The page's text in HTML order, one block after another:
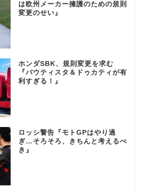
は欧州メーカー擁護のための規則
変更のせい』
ホンダSBK、規則変更を求む
『バウティスタ＆ドゥカティが有
利すぎる！』
ロッシ警告『モトGPはやり過
ぎ…そろそろ、きちんと考えるべ
き』